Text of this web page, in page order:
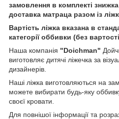
замовлення в комплекті
доставка матраца разом
Вартість ліжка вказана в
категорії оббивки (без
Наша компанія "Doichman"
виготовляє дитячі ліжечка за
дизайнерів.
Наші ліжка виготовляються на
можете вибирати будь-яку
своєї кровати.
Для повнішої інформації та